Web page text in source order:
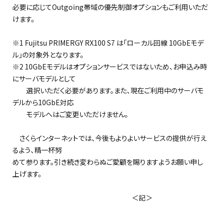
必要に応じてOutgoing帯域の優先制御オプションもご利用いただ
けます。
※1 Fujitsu PRIMERGY RX100 S7 は「ローカル回線 10GbEモデ
ル」の対象外となります。
※2 10GbEモデルはオプションサービスではないため、お申込み時
にサーバモデルとして
選択いただく必要があります。また、現在ご利用中のサーバモ
デルから10GbE対応
モデルへはご変更いただけません。
さくらインターネットでは、今後もよりよいサービスの提供が行え
るよう、精一杯努
めて参ります。引き続き変わらぬご愛顧を賜りますようお願い申し
上げます。
＜記＞